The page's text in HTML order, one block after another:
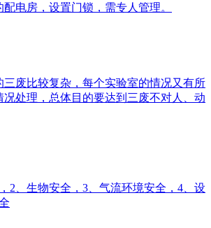
电房，设置门锁，需专人管理。
三废比较复杂，每个实验室的情况又有所
处理，总体目的要达到三废不对人、动
2、生物安全，3、气流环境安全，4、设